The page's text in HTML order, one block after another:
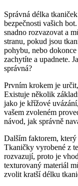
Správná délka
bezpečnosti vašich
snadno rozvazovat a
stranu, pokud jsou
pohybu, nebo
zachytíte a upadnete.
správná?
Prvním krokem je
Existuje několik‍
jako je křížové‍
vašem zvoleném
návod, ​jak správně
Dalším faktorem,
Tkaničky vyrobené z‍
rozvazují, proto ‍je
‌texturovaný ​materiál
zvolit ⁣kratší délku